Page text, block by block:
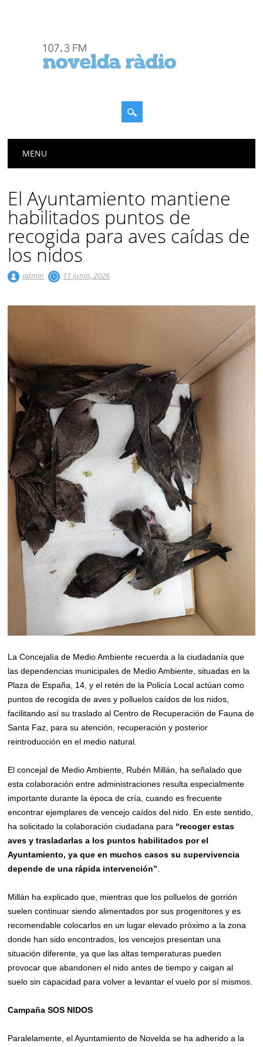
Menú principal
MENU
El Ayuntamiento mantiene
habilitados puntos de
recogida para aves caídas de
los nidos
admin 11 junio, 2026
La Concejalía de Medio Ambiente recuerda a la ciudadanía que
las dependencias municipales de Medio Ambiente, situadas en la
Plaza de España, 14, y el retén de la Policía Local actúan como
puntos de recogida de aves y polluelos caídos de los nidos,
facilitando así su traslado al Centro de Recuperación de Fauna de
Santa Faz, para su atención, recuperación y posterior
reintroducción en el medio natural.
El concejal de Medio Ambiente, Rubén Millán, ha señalado que
esta colaboración entre administraciones resulta especialmente
importante durante la época de cría, cuando es frecuente
encontrar ejemplares de vencejo caídos del nido. En este sentido,
ha solicitado la colaboración ciudadana para “recoger estas
aves y trasladarlas a los puntos habilitados por el
Ayuntamiento, ya que en muchos casos su supervivencia
depende de una rápida intervención”.
Millán ha explicado que, mientras que los polluelos de gorrión
suelen continuar siendo alimentados por sus progenitores y es
recomendable colocarlos en un lugar elevado próximo a la zona
donde han sido encontrados, los vencejos presentan una
situación diferente, ya que las altas temperaturas pueden
provocar que abandonen el nido antes de tiempo y caigan al
suelo sin capacidad para volver a levantar el vuelo por sí mismos.
Campaña SOS NIDOS
Paralelamente, el Ayuntamiento de Novelda se ha adherido a la